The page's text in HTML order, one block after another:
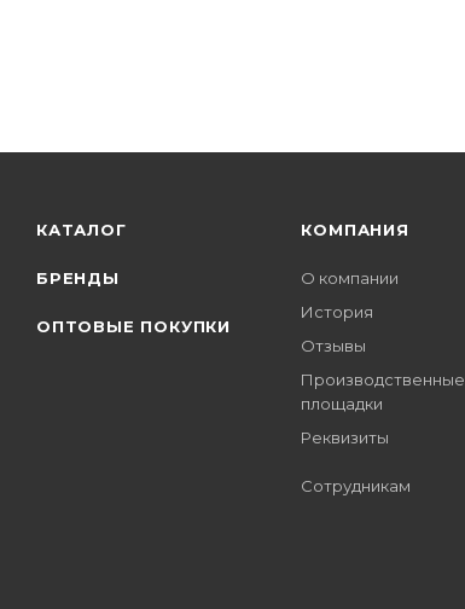
КАТАЛОГ
БРЕНДЫ
ОПТОВЫЕ ПОКУПКИ
КОМПАНИЯ
О компании
История
Отзывы
Производственные
площадки
Реквизиты
Сотрудникам